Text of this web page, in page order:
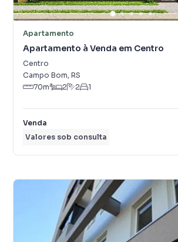
Apartamento
Apartamento à Venda em Centro
Centro
Campo Bom, RS
70m² 2 2 1
Venda
Valores sob consulta